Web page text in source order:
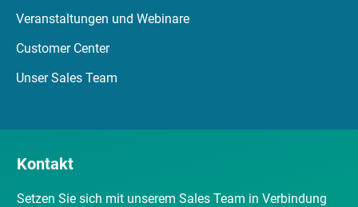
Veranstaltungen und Webinare
Customer Center
Unser Sales Team
Kontakt
Setzen Sie sich mit unserem Sales Team in Verbindung